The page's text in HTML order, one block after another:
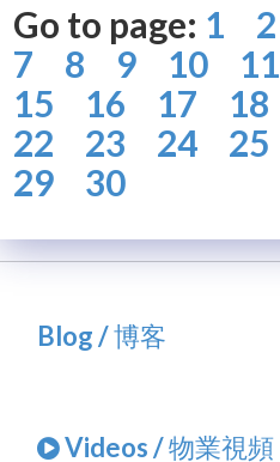
Go to page: 1 2
7
8 9 10 11
15
16 17 18
22
23 24 25
29
30
Blog / 博客
Videos / 物業視頻